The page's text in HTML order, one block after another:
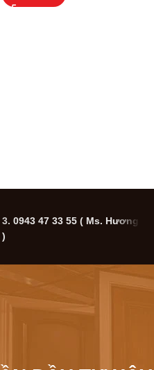
3. 0943 47 33 55 ( Ms. Hương
)